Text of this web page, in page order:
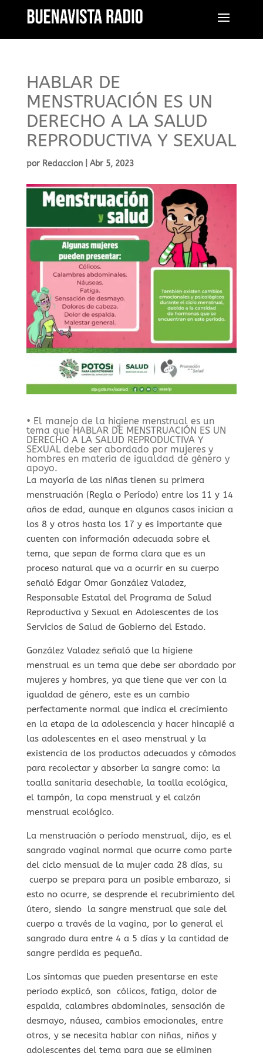
HABLAR DE
MENSTRUACIÓN ES UN
DERECHO A LA SALUD
REPRODUCTIVA Y SEXUAL
por Redaccion| Abr 5, 2023
• El manejo de la higiene menstrual es un
tema que HABLAR DE MENSTRUACIÓN ES UN
DERECHO A LA SALUD REPRODUCTIVA Y
SEXUAL debe ser abordado por mujeres y
hombres en materia de igualdad de género y
apoyo.
La mayoría de las niñas tienen su primera
menstruación (Regla o Período) entre los 11 y 14
años de edad, aunque en algunos casos inician a
los 8 y otros hasta los 17 y es importante que
cuenten con información adecuada sobre el
tema, que sepan de forma clara que es un
proceso natural que va a ocurrir en su cuerpo
señaló Edgar Omar González Valadez,
Responsable Estatal del Programa de Salud
Reproductiva y Sexual en Adolescentes de los
Servicios de Salud de Gobierno del Estado.
González Valadez señaló que la higiene
menstrual es un tema que debe ser abordado por
mujeres y hombres, ya que tiene que ver con la
igualdad de género, este es un cambio
perfectamente normal que indica el crecimiento
en la etapa de la adolescencia y hacer hincapié a
las adolescentes en el aseo menstrual y la
existencia de los productos adecuados y cómodos
para recolectar y absorber la sangre como: la
toalla sanitaria desechable, la toalla ecológica,
el tampón, la copa menstrual y el calzón
menstrual ecológico.
La menstruación o período menstrual, dijo, es el
sangrado vaginal normal que ocurre como parte
del ciclo mensual de la mujer cada 28 días, su
cuerpo se prepara para un posible embarazo, si
esto no ocurre, se desprende el recubrimiento del
útero, siendo la sangre menstrual que sale del
cuerpo a través de la vagina, por lo general el
sangrado dura entre 4 a 5 días y la cantidad de
sangre perdida es pequeña.
Los síntomas que pueden presentarse en este
periodo explicó, son cólicos, fatiga, dolor de
espalda, calambres abdominales, sensación de
desmayo, náusea, cambios emocionales, entre
otros, y se necesita hablar con niñas, niños y
adolescentes del tema para que se eliminen